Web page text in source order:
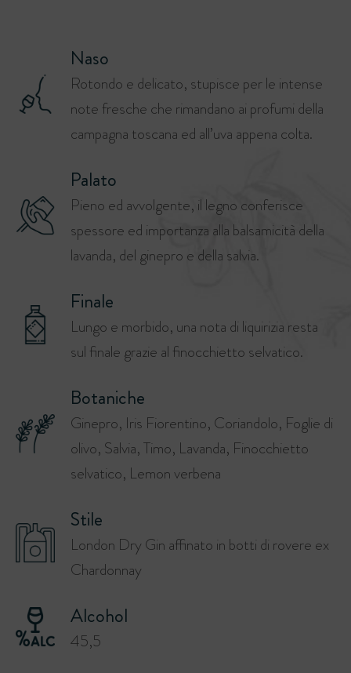
Naso
Rotondo e delicato, stupisce per le intense
note fresche che rimandano ai profumi della
campagna toscana ed all’uva appena colta.
Palato
Pieno ed avvolgente, il legno conferisce
spessore ed importanza alla balsamicità della
lavanda, del ginepro e della salvia.
Finale
Lungo e morbido, una nota di liquirizia resta
sul finale grazie al finocchietto selvatico.
Botaniche
Ginepro, Iris Fiorentino, Coriandolo, Foglie di
olivo, Salvia, Timo, Lavanda, Finocchietto
selvatico, Lemon verbena
Stile
London Dry Gin affinato in botti di rovere ex
Chardonnay
Alcohol
45,5